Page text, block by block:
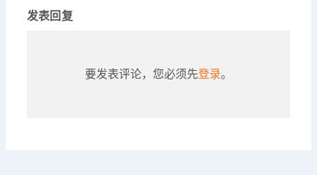
发表回复
要发表评论，您必须先登录。